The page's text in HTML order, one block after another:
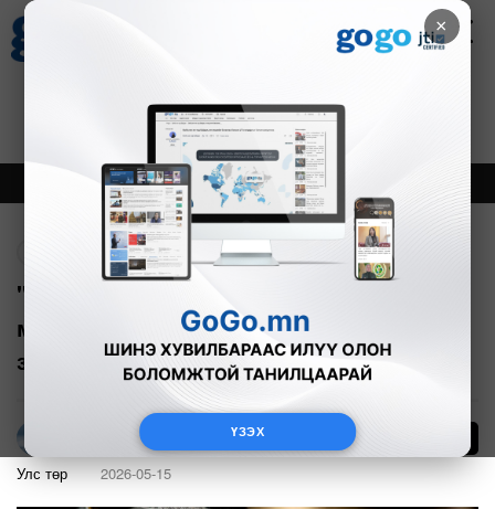
×
ҮЗЭХ
Зурхай
8.08
Онцлох Шинэ
"Ажил хийхэд мөнгө хэрэгтэй байна,
мөнгөний нэг эх үүсвэр нь гадаад
зээл"
Г.Тэгшсүрэн
Улс төр 2026-05-15